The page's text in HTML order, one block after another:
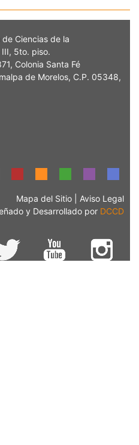
Ciencias de la
5to. piso.
Colonia Santa Fé
de Morelos, C.P. 05348,
Mapa del Sitio
Aviso Legal
y Desarrollado por DCCD